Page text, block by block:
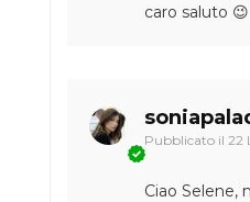
caro saluto 😉
Pubblicato il 22
Ciao Selene,